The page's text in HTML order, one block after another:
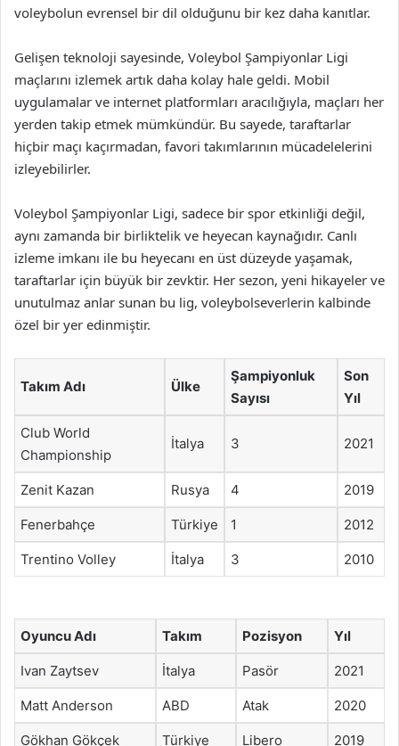
voleybolun evrensel bir dil olduğunu bir kez daha kanıtlar.
Gelişen teknoloji sayesinde, Voleybol Şampiyonlar Ligi
maçlarını izlemek artık daha kolay hale geldi. Mobil
uygulamalar ve internet platformları aracılığıyla, maçları her
yerden takip etmek mümkündür. Bu sayede, taraftarlar
hiçbir maçı kaçırmadan, favori takımlarının mücadelelerini
izleyebilirler.
Voleybol Şampiyonlar Ligi, sadece bir spor etkinliği değil,
aynı zamanda bir birliktelik ve heyecan kaynağıdır. Canlı
izleme imkanı ile bu heyecanı en üst düzeyde yaşamak,
taraftarlar için büyük bir zevktir. Her sezon, yeni hikayeler ve
unutulmaz anlar sunan bu lig, voleybolseverlerin kalbinde
özel bir yer edinmiştir.
Takım Adı Ülke
Şampiyonluk
Sayısı
Son
Yıl
Club World
Championship
İtalya 3 2021
Zenit Kazan Rusya 4 2019
Fenerbahçe Türkiye 1 2012
Trentino Volley İtalya 3 2010
Oyuncu Adı Takım Pozisyon Yıl
Ivan Zaytsev İtalya Pasör 2021
Matt Anderson ABD Atak 2020
Gökhan Gökçek Türkiye Libero 2019